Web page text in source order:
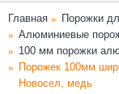
Главная
Порожки
Алюминиевые
100 мм порожки
Порожек 100мм
Новосел, медь